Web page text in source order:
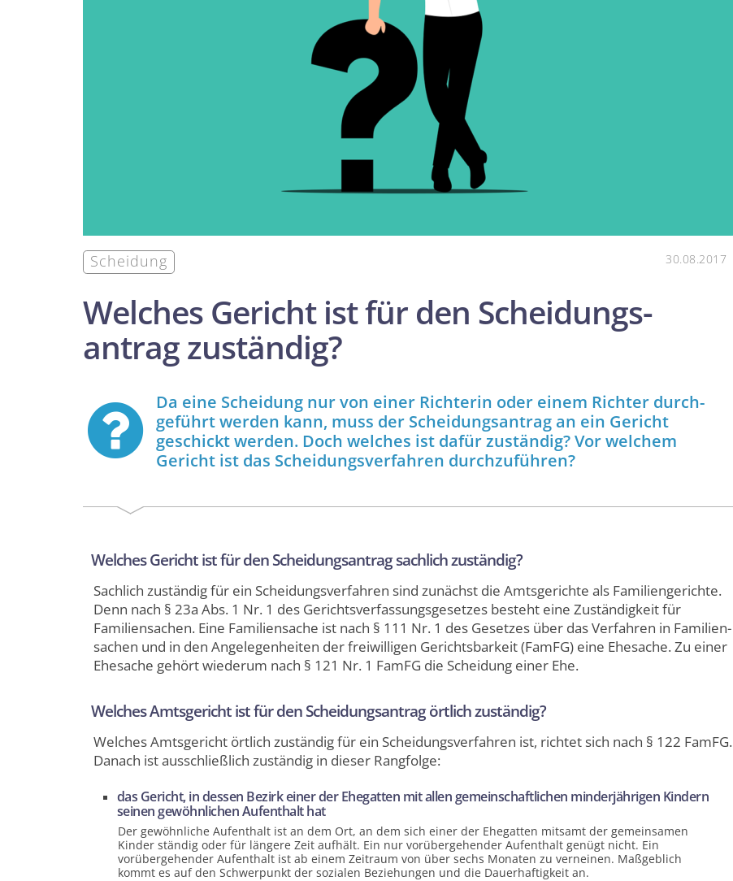
Scheidung 30.08.2017
Welches Gericht ist für den Scheidungs­
antrag zuständig?
Da eine Scheidung nur von einer Richterin oder einem Richter durch­
geführt werden kann, muss der Scheidungs­antrag an ein Gericht
geschickt werden. Doch welches ist dafür zuständig? Vor welchem
Gericht ist das Scheidungs­verfahren durchzuführen?
Welches Gericht ist für den Scheidungs­antrag sachlich zuständig?
Sachlich zuständig für ein Scheidungs­verfahren sind zunächst die Amts­gerichte als Familien­gerichte.
Denn nach § 23a Abs. 1 Nr. 1 des Gerichts­verfassungs­gesetzes besteht eine Zuständigkeit für
Familien­sachen. Eine Familien­sache ist nach § 111 Nr. 1 des Gesetzes über das Verfahren in Familien­
sachen und in den Angelegenheiten der freiwilligen Gerichts­barkeit (FamFG) eine Ehesache. Zu einer
Ehesache gehört wiederum nach § 121 Nr. 1 FamFG die Scheidung einer Ehe.
Welches Amtsgericht ist für den Scheidungs­antrag örtlich zuständig?
Welches Amtsgericht örtlich zuständig für ein Scheidungs­verfahren ist, richtet sich nach § 122 FamFG.
Danach ist ausschließlich zuständig in dieser Rangfolge:
das Gericht, in dessen Bezirk einer der Ehegatten mit allen gemeinschaft­lichen minderjährigen Kindern
seinen gewöhnlichen Aufenthalt hat
Der gewöhnliche Aufenthalt ist an dem Ort, an dem sich einer der Ehegatten mitsamt der gemeinsamen
Kinder ständig oder für längere Zeit aufhält. Ein nur vorübergehender Aufenthalt genügt nicht. Ein
vorübergehender Aufenthalt ist ab einem Zeitraum von über sechs Monaten zu verneinen. Maßgeblich
kommt es auf den Schwerpunkt der sozialen Beziehungen und die Dauerhaftigkeit an.